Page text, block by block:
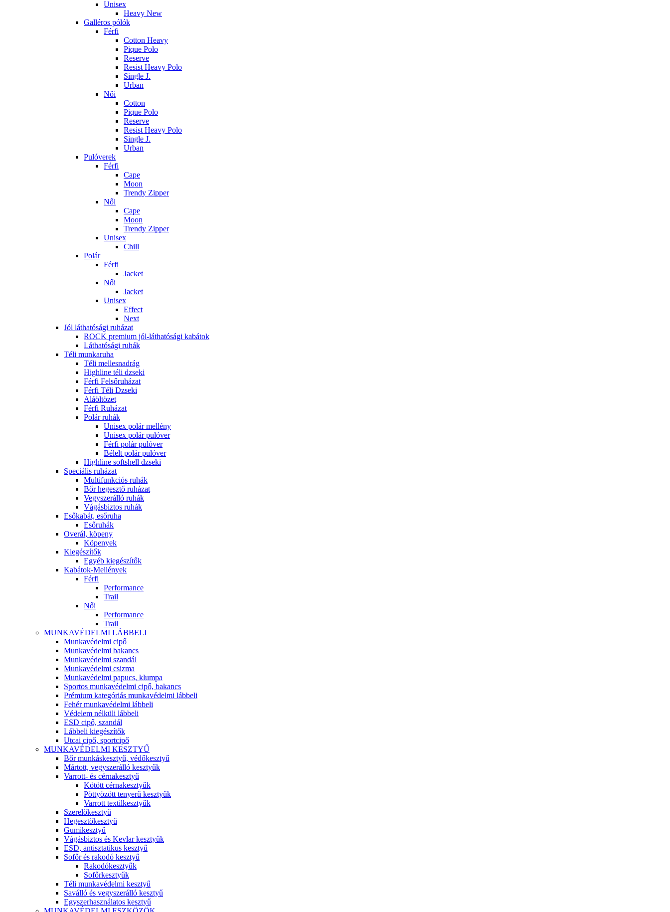
Unisex
Heavy New
Galléros pólók
Férfi
Cotton Heavy
Pique Polo
Reserve
Resist Heavy Polo
Single J.
Urban
Női
Cotton
Pique Polo
Reserve
Resist Heavy Polo
Single J.
Urban
Pulóverek
Férfi
Cape
Moon
Trendy Zipper
Női
Cape
Moon
Trendy Zipper
Unisex
Chill
Polár
Férfi
Jacket
Női
Jacket
Unisex
Effect
Next
Jól láthatósági ruházat
ROCK premium jól-láthatósági kabátok
Láthatósági ruhák
Téli munkaruha
Téli mellesnadrág
Highline téli dzseki
Férfi Felsőruházat
Férfi Téli Dzseki
Aláöltözet
Férfi Ruházat
Polár ruhák
Unisex polár mellény
Unisex polár pulóver
Férfi polár pulóver
Bélelt polár pulóver
Highline softshell dzseki
Speciális ruházat
Multifunkciós ruhák
Bőr hegesztő ruházat
Vegyszerálló ruhák
Vágásbiztos ruhák
Esőkabát, esőruha
Esőruhák
Overál, köpeny
Köpenyek
Kiegészítők
Egyéb kiegészítők
Kabátok-Mellények
Férfi
Performance
Trail
Női
Performance
Trail
MUNKAVÉDELMI LÁBBELI
Munkavédelmi cipő
Munkavédelmi bakancs
Munkavédelmi szandál
Munkavédelmi csizma
Munkavédelmi papucs, klumpa
Sportos munkavédelmi cipő, bakancs
Prémium kategóriás munkavédelmi lábbeli
Fehér munkavédelmi lábbeli
Védelem nélküli lábbeli
ESD cipő, szandál
Lábbeli kiegészítők
Utcai cipő, sportcipő
MUNKAVÉDELMI KESZTYŰ
Bőr munkáskesztyű, védőkesztyű
Mártott, vegyszerálló kesztyűk
Varrott- és cérnakesztyű
Kötött cérnakesztyűk
Pöttyözött tenyerű kesztyűk
Varrott textilkesztyűk
Szerelőkesztyű
Hegesztőkesztyű
Gumikesztyű
Vágásbiztos és Kevlar kesztyűk
ESD, antisztatikus kesztyű
Sofőr és rakodó kesztyű
Rakodókesztyűk
Sofőrkesztyűk
Téli munkavédelmi kesztyű
Saválló és vegyszerálló kesztyű
Egyszerhasználatos kesztyű